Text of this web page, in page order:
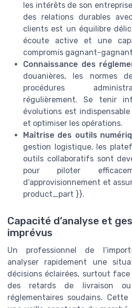
les intérêts de son
des relations durables
clients est un équilibre
écoute active et une
compromis gagnant-
Connaissance des
douanières, les normes
procédures
régulièrement. Se tenir
évolutions est
et optimiser les opérations.
Maîtrise des outils
gestion logistique, les
outils collaboratifs sont
pour piloter
d’approvisionnement et
product_part }}.
Capacité d’analyse et
imprévus
Un professionnel de
analyser rapidement une
décisions éclairées, surtout
des retards de livraison ou
réglementaires soudains.